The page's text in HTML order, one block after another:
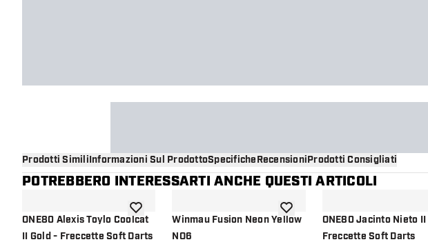
Prodotti SimiliInformazioni Sul ProdottoSpecificheRecensioniProdotti Consigliati
POTREBBERO INTERESSARTI ANCHE QUESTI ARTICOLI
ONE80 Alexis Toylo Coolcat
II Gold - Freccette Soft Darts
aggiungi alla lista dei desideri
Winmau Fusion Neon Yellow
NO6
aggiungi alla lista dei desideri
ONE80 Jacinto Nieto II
Freccette Soft Darts